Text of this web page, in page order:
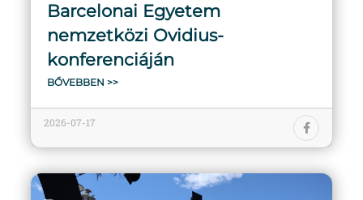
Barcelonai Egyetem
nemzetközi Ovidius-
konferenciáján
BŐVEBBEN >>
2026-07-17